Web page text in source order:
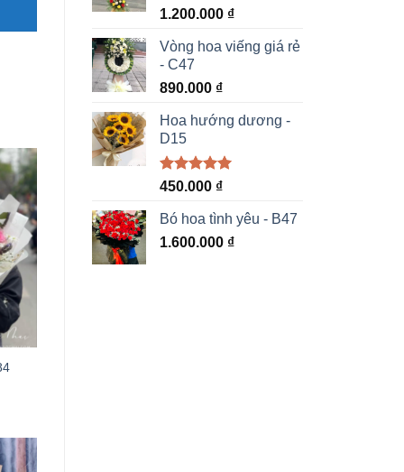
Được xếp
5 sao
1.200.000 ₫
Vòng hoa viếng giá rẻ
- C47
890.000 ₫
Hoa hướng dương -
D15
Được xếp
5 sao
450.000 ₫
Bó hoa tình yêu - B47
1.600.000 ₫